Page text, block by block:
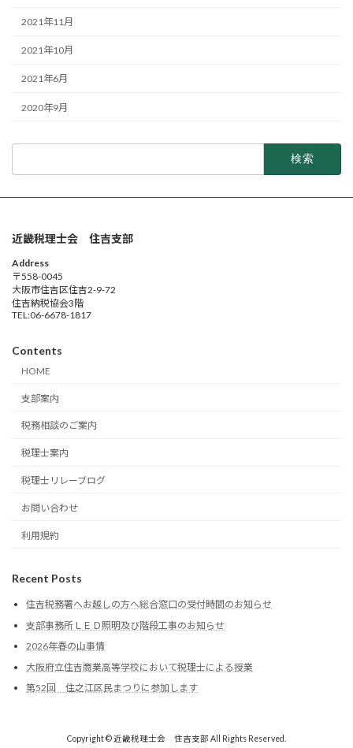
2021年11月
2021年10月
2021年6月
2020年9月
近畿税理士会 住吉支部
Address
〒558-0045
大阪市住吉区住吉2-9-72
住吉納税協会3階
TEL:06-6678-1817
Contents
HOME
支部案内
税務相談のご案内
税理士案内
税理士リレーブログ
お問い合わせ
利用規約
Recent Posts
住吉税務署へお越しの方へ総合窓口の受付時間のお知らせ
支部事務所ＬＥＤ照明及び階段工事のお知らせ
2026年春の山事情
大阪府立住吉商業高等学校において税理士による授業
第52回 住之江区民まつりに参加します
Copyright © 近畿税理士会 住吉支部 All Rights Reserved.